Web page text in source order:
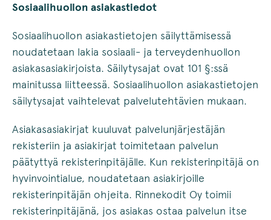
Sosiaalihuollon asiakastiedot
Sosiaalihuollon asiakastietojen säilyttämisessä
noudatetaan lakia sosiaali- ja terveydenhuollon
asiakasasiakirjoista. Säilytysajat ovat 101 §:ssä
mainitussa liitteessä. Sosiaalihuollon asiakastietojen
säilytysajat vaihtelevat palvelutehtävien mukaan.
Asiakasasiakirjat kuuluvat palvelunjärjestäjän
rekisteriin ja asiakirjat toimitetaan palvelun
päätyttyä rekisterinpitäjälle. Kun rekisterinpitäjä on
hyvinvointialue, noudatetaan asiakirjoille
rekisterinpitäjän ohjeita. Rinnekodit Oy toimii
rekisterinpitäjänä, jos asiakas ostaa palvelun itse